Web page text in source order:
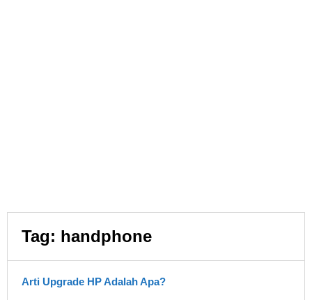
Tag: handphone
Arti Upgrade HP Adalah Apa?